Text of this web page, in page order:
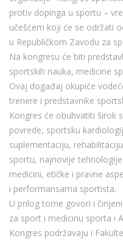
protiv dopinga u sportu –
učešćem koji će se održati
u Republičkom Zavodu za
Na kongresu će biti
sportskih nauka, medicine
Ovaj događaj okupiće
trenere i predstavnike
Kongres će obuhvatiti širok
povrede, sportsku
suplementaciju,
sportu, najnovije
medicini, etičke i pravne
i performansama sportista.
U prilog tome govori i
za sport i medicinu sporta i
Kongres podržavaju i